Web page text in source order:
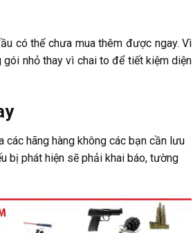
có thể chưa mua thêm được ngay. Vì
nhỏ thay vì chai to để tiết kiệm diện
hãng hàng không các bạn cần lưu
bị phát hiện sẽ phải khai báo, tường